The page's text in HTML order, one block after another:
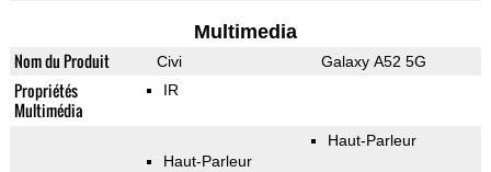
Multimedia
Nom du Produit Civi Galaxy A52 5G
Propriétés
Multimédia
IR
Haut-Parleur
Haut-Parleur